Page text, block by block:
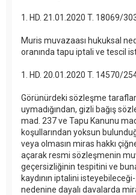
1. HD. 21.01.2020 T. 18069/
Muris muvazaası hukuksal
oranında tapu iptali ve tescil
1. HD. 20.01.2020 T. 14570/
Görünürdeki sözleşme
uymadığından, gizli bağış
mad. 237 ve Tapu Kanunu
koşullarından yoksun
veya olmasın miras hakkı
açarak resmi sözleşmenin
geçersizliğinin tespitini ve
kaydının iptalini
nedenine dayalı davalarda